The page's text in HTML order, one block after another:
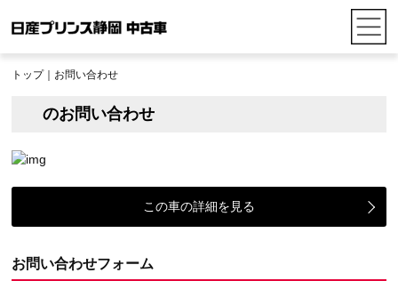
トップ｜お問い合わせ
のお問い合わせ
この車の詳細を見る
お問い合わせフォーム